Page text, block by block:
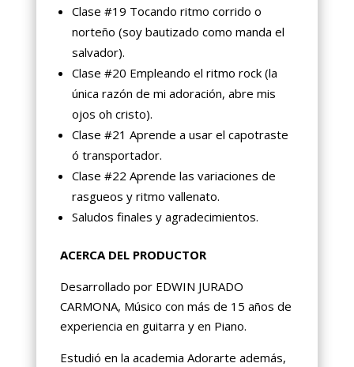
Clase #19 Tocando ritmo corrido o
norteño (soy bautizado como manda el
salvador).
Clase #20 Empleando el ritmo rock (la
única razón de mi adoración, abre mis
ojos oh cristo).
Clase #21 Aprende a usar el capotraste
ó transportador.
Clase #22 Aprende las variaciones de
rasgueos y ritmo vallenato.
Saludos finales y agradecimientos.
ACERCA DEL PRODUCTOR
Desarrollado por EDWIN JURADO
CARMONA, Músico con más de 15 años de
experiencia en guitarra y en Piano.
Estudió en la academia Adorarte además,